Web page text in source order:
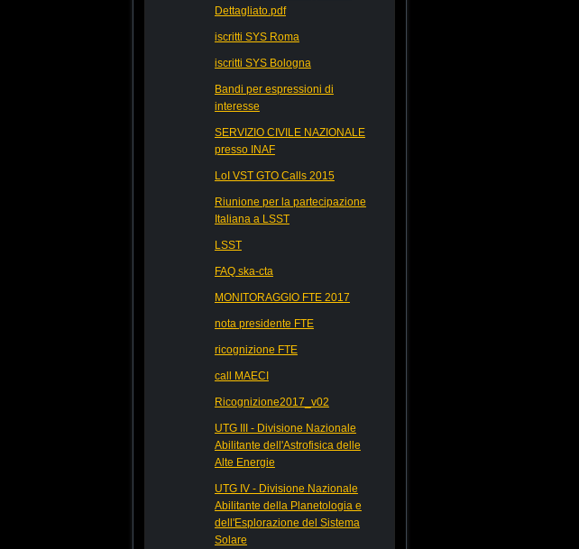
Dettagliato.pdf
iscritti SYS Roma
iscritti SYS Bologna
Bandi per espressioni di
interesse
SERVIZIO CIVILE NAZIONALE
presso INAF
LoI VST GTO Calls 2015
Riunione per la partecipazione
Italiana a LSST
LSST
FAQ ska-cta
MONITORAGGIO FTE 2017
nota presidente FTE
ricognizione FTE
call MAECI
Ricognizione2017_v02
UTG III - Divisione Nazionale
Abilitante dell'Astrofisica delle
Alte Energie
UTG IV - Divisione Nazionale
Abilitante della Planetologia e
dell'Esplorazione del Sistema
Solare